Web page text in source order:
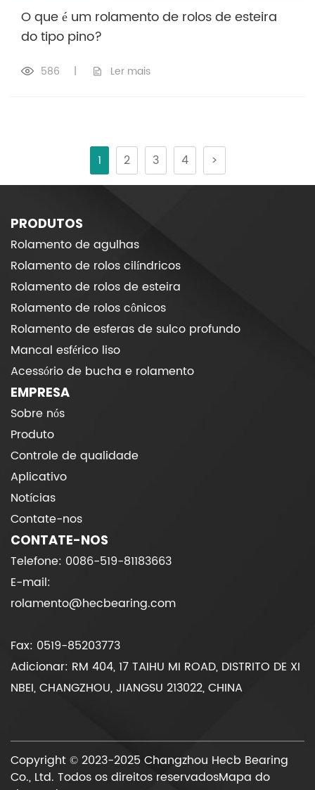
O que é um rolamento de rolos de esteira
do tipo pino?
586 | Ler mais
1 2 3 4 >
PRODUTOS
Rolamento de agulhas
Rolamento de rolos cilíndricos
Rolamento de rolos de esteira
Rolamento de rolos cônicos
Rolamento de esferas de sulco profundo
Mancal esférico liso
Acessório de bucha e rolamento
EMPRESA
Sobre nós
Produto
Controle de qualidade
Aplicativo
Notícias
Contate-nos
CONTATE-NOS
Telefone: 0086-519-81183663
E-mail:
rolamento@hecbearing.com
Fax: 0519-85203773
Adicionar: RM 404, 17 TAIHU MI ROAD, DISTRITO DE XI
NBEI, CHANGZHOU, JIANGSU 213022, CHINA
Copyright © 2023-2025 Changzhou Hecb Bearing
Co., Ltd. Todos os direitos reservadosMapa do